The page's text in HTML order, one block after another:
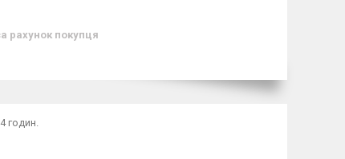
рахунок покупця
годин.